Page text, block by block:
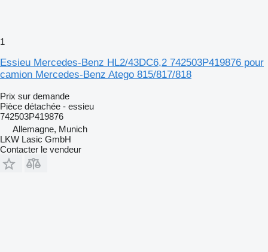
1
Essieu Mercedes-Benz HL2/43DC6,2 742503P419876 pour
camion Mercedes-Benz Atego 815/817/818
Prix sur demande
Pièce détachée - essieu
742503P419876
Allemagne, Munich
LKW Lasic GmbH
Contacter le vendeur